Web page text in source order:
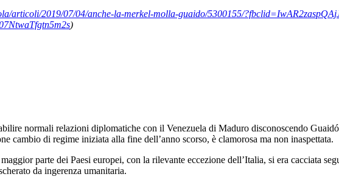
articoli/2019/07/04/anche-la-merkel-molla-guaido/5300155/
)
normali relazioni diplomatiche con il Venezuela di Maduro disconoscendo
cambio di regime iniziata alla fine dell’anno scorso, è clamorosa ma non inaspettata.
parte dei Paesi europei, con la rilevante eccezione dell’Italia, si era cacciata
da ingerenza umanitaria.